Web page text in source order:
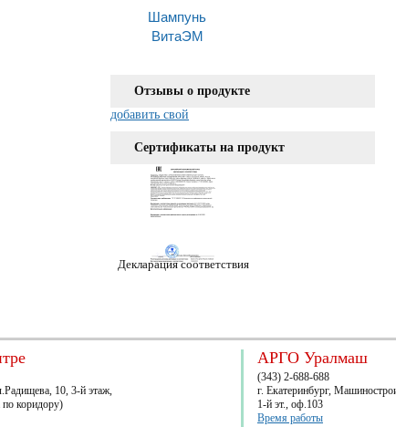
Шампунь
ВитаЭМ
Отзывы о продукте
добавить свой
Сертификаты на продукт
Декларация соответствия
10, 3-й этаж,
коридору)
АРГО Уралмаш
(343) 2-688-688
г. Екатеринбург,
1-й эт., оф.103
Время работы